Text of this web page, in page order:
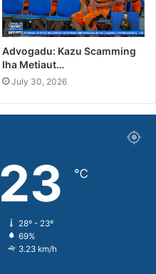
Advogadu: Kazu Scamming
Iha Metiaut…
July 30, 2026
23 ℃
28º - 23º
69%
3.23 km/h